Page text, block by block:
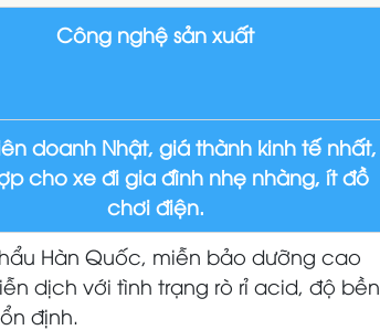
Công nghệ sản xuất
doanh Nhật, giá thành kinh tế nhất,
cho xe đi gia đình nhẹ nhàng, ít đồ
chơi điện.
Hàn Quốc, miễn bảo dưỡng cao
dịch với tình trạng rò rỉ acid, độ bền
định.